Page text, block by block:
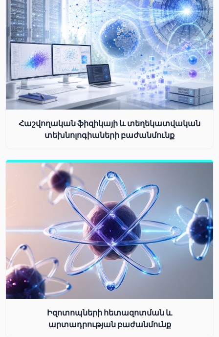
Հաշվողական ֆիզիկայի և տեղեկատվական
տեխնոլոգիաների բաժանմունք
Իզոտոպների հետազոտման և
արտադրության բաժանմունք